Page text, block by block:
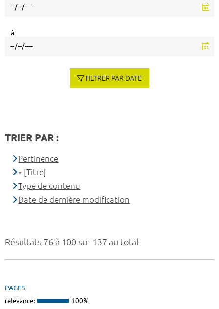
Résultats 76 à 100 sur 137 au total
PAGES
relevance: 100%
à
FILTRER PAR DATE
TRIER PAR :
Pertinence
[Titre]
Type de contenu
Date de dernière modification